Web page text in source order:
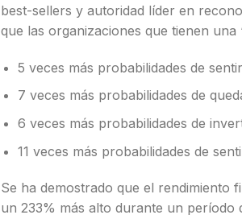
best-sellers y autoridad líder en
que las organizaciones que tienen una
5 veces más probabilidades de
7 veces más probabilidades de
6 veces más probabilidades de
11 veces más probabilidades de
Se ha demostrado que el rendimiento
un 233% más alto durante un período